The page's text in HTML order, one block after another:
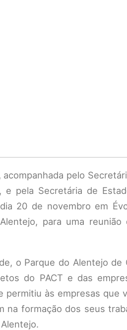
pelo
pela Secretária de
20 de novembro em
para uma
o Parque do Alentejo de
do PACT e das
às empresas que
formação dos seus